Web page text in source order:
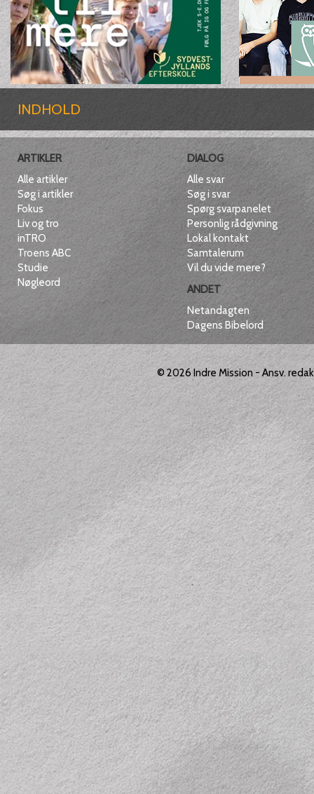
INDHOLD
ARTIKLER
Alle artikler
Søg i artikler
Fokus
Liv og tro
inTRO
Troens ABC
Studie
Nøgleord
DIALOG
Alle svar
Søg i svar
Spørg svarpanelet
Personlig rådgivning
Lokal kontakt
Samtalerum
Vil du vide mere?
ANDET
Netandagten
Dagens Bibelord
© 2026Indre Mission - Ansv.